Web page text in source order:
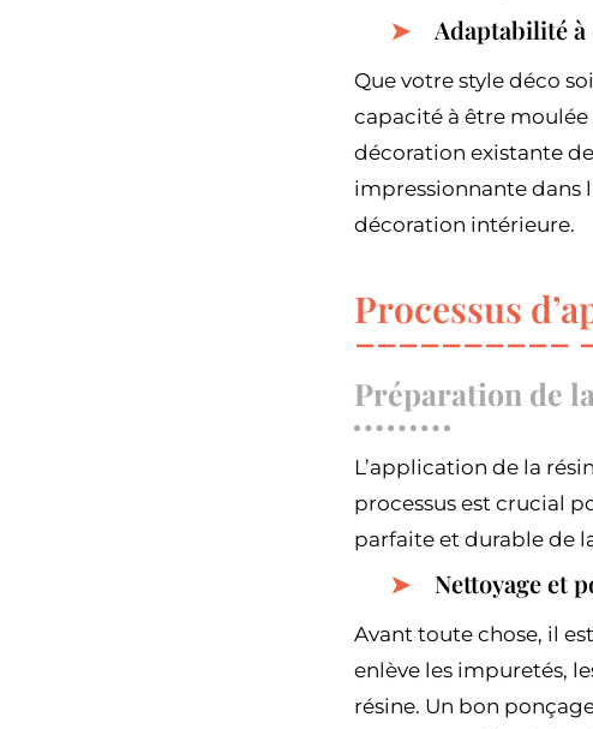
Adaptabilité
Que votre style déco
capacité à être
décoration existante
impressionnante dans
décoration intérieure.
Processus
Préparation de
L’application de la
processus est crucial
parfaite et durable de
Nettoyage et
Avant toute chose, il
enlève les impuretés,
résine. Un bon